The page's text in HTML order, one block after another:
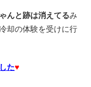
んと跡は消えてるみ
却の体験を受けに行
た♥